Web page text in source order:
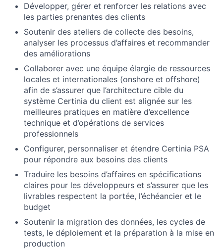
Développer, gérer et renforcer les relations avec
les parties prenantes des clients
Soutenir des ateliers de collecte des besoins,
analyser les processus d’affaires et recommander
des améliorations
Collaborer avec une équipe élargie de ressources
locales et internationales (onshore et offshore)
afin de s’assurer que l’architecture cible du
système Certinia du client est alignée sur les
meilleures pratiques en matière d’excellence
technique et d’opérations de services
professionnels
Configurer, personnaliser et étendre Certinia PSA
pour répondre aux besoins des clients
Traduire les besoins d’affaires en spécifications
claires pour les développeurs et s’assurer que les
livrables respectent la portée, l’échéancier et le
budget
Soutenir la migration des données, les cycles de
tests, le déploiement et la préparation à la mise en
production